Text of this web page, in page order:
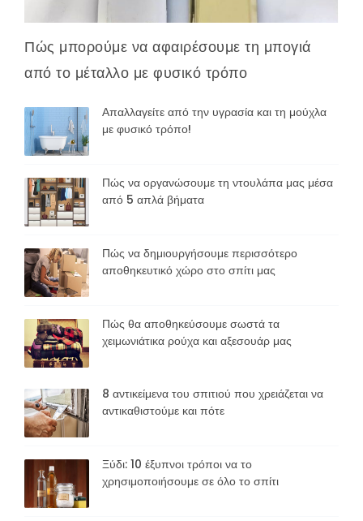
Πώς μπορούμε να αφαιρέσουμε τη μπογιά
από το μέταλλο με φυσικό τρόπο
Απαλλαγείτε από την υγρασία και τη μούχλα
με φυσικό τρόπο!
Πώς να οργανώσουμε τη ντουλάπα μας μέσα
από 5 απλά βήματα
Πώς να δημιουργήσουμε περισσότερο
αποθηκευτικό χώρο στο σπίτι μας
Πώς θα αποθηκεύσουμε σωστά τα
χειμωνιάτικα ρούχα και αξεσουάρ μας
8 αντικείμενα του σπιτιού που χρειάζεται να
αντικαθιστούμε και πότε
Ξύδι: 10 έξυπνοι τρόποι να το
χρησιμοποιήσουμε σε όλο το σπίτι